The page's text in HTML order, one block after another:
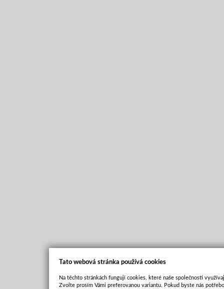
Tato webová stránka používá cookies
Na těchto stránkách fungují cookies, které naše společnosti
Zvolte prosím Vámi preferovanou variantu. Pokud byste nás